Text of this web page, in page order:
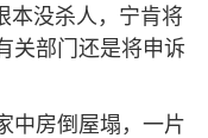
本没杀人，宁肯将
关部门还是将申诉
中房倒屋塌，一片